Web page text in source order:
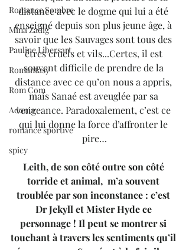
Romance Sombre
Mina Zadig
Pauline Libersart
Romantasy
Rom Com
Adonia
romance sportive
spicy
distance avec le dogme qui lui a été
enseigné depuis son plus jeune âge, à
savoir que les Sauvages sont tous des
êtres cruels et vils...Certes, il est
souvent difficile de prendre de la
distance avec ce qu’on nous a appris,
mais Sanaé est aveuglée par sa
vengeance. Paradoxalement, c’est ce
qui lui donne la force d’affronter le
pire…
Leith, de son côté outre son côté
torride et animal,  m’a souvent
troublée par son inconstance : c’est
Dr Jekyll et Mister Hyde ce
personnage ! Il peut se montrer si
touchant à travers les sentiments qu’il